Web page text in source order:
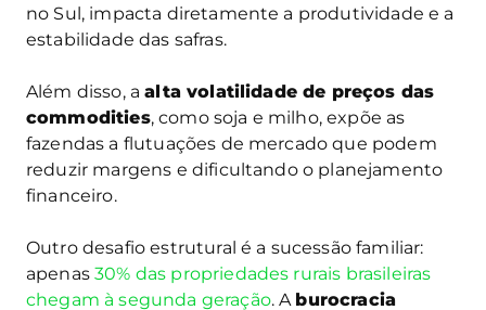
no Sul, impacta diretamente a produtividade e a
estabilidade das safras.
Além disso, aalta volatilidade de preços das
commodities, como soja e milho, expõe as
fazendas a flutuações de mercado que podem
reduzir margens e dificultando o planejamento
financeiro.
Outro desafio estrutural é a sucessão familiar:
apenas30% das propriedades rurais brasileiras
chegam à segunda geração. A burocracia